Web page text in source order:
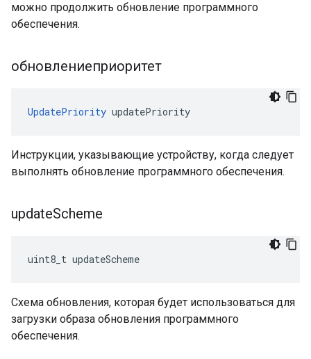
можно продолжить обновление программного
обеспечения.
обновлениеприоритет
UpdatePriority updatePriority
Инструкции, указывающие устройству, когда следует
выполнять обновление программного обеспечения.
updateScheme
uint8_t updateScheme
Схема обновления, которая будет использоваться для
загрузки образа обновления программного
обеспечения.